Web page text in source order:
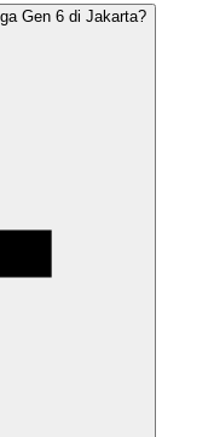
Gen 6 di Jakarta?